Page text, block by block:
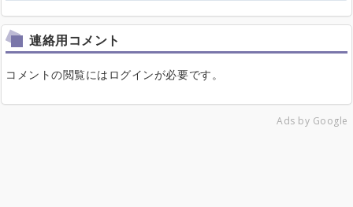
連絡用コメント
コメントの閲覧にはログインが必要です。
Ads by Google